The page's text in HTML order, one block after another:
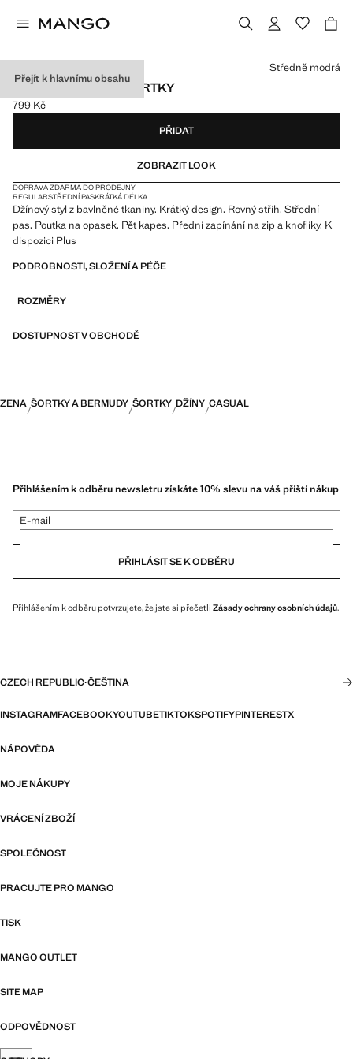
Přejít k hlavnímu obsahu
ROVNÉ DŽÍNOVÉ ŠORTKY
Aktuální cena [799 Kč ]
799 Kč
Vyberte barvu
Středně modrá
PŘIDAT
ZOBRAZIT LOOK
DOPRAVA ZDARMA DO PRODEJNY
REGULARSTŘEDNÍ PASKRÁTKÁ DÉLKA
Džínový styl z bavlněné tkaniny. Krátký design. Rovný střih. Střední
pas. Poutka na opasek. Pět kapes. Přední zapínání na zip a knoflíky. K
dispozici Plus
PODROBNOSTI, SLOŽENÍ A PÉČE
ROZMĚRY
DOSTUPNOST V OBCHODĚ
ZENA ŠORTKY A BERMUDY ŠORTKY DŽÍNY CASUAL
Přihlášením k odběru newsletru získáte 10% slevu na váš příští nákup
E-mail
PŘIHLÁSIT SE K ODBĚRU
Přihlášením k odběru potvrzujete, že jste si přečetli Zásady ochrany osobních údajů.
CZECH REPUBLIC·ČEŠTINA
INSTAGRAMFACEBOOKYOUTUBETIKTOKSPOTIFYPINTERESTX
NÁPOVĚDA
MOJE NÁKUPY
VRÁCENÍ ZBOŽÍ
SPOLEČNOST
PRACUJTE PRO MANGO
TISK
MANGO OUTLET
SITE MAP
ODPOVĚDNOST